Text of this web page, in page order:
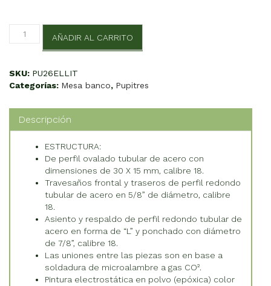
Ellitico
AÑADIR AL CARRITO
SKU: PU26ELLIT
Categorías: Mesa banco, Pupitres
Descripción
ESTRUCTURA:
De perfil ovalado tubular de acero con
dimensiones de 30 X 15 mm, calibre 18.
Travesaños frontal y traseros de perfil redondo
tubular de acero en 5/8” de diámetro, calibre
18.
Asiento y respaldo de perfil redondo tubular de
acero en forma de “L” y ponchado con diámetro
de 7/8”, calibre 18.
Las uniones entre las piezas son en base a
soldadura de microalambre a gas CO².
Pintura electrostática en polvo (epóxica) color